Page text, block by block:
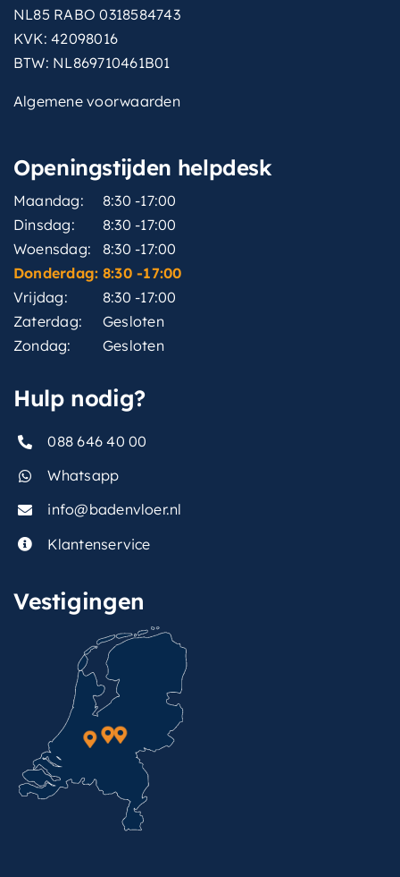
NL85 RABO 0318584743
KVK: 42098016
BTW: NL869710461B01
Algemene voorwaarden
Openingstijden helpdesk
Maandag:
8:30 -17:00
Dinsdag:
8:30 -17:00
Woensdag:
8:30 -17:00
Donderdag: 8:30 -17:00
Vrijdag:
8:30 -17:00
Zaterdag:
Gesloten
Zondag:
Gesloten
Hulp nodig?
088 646 40 00
Whatsapp
info@badenvloer.nl
Klantenservice
Vestigingen